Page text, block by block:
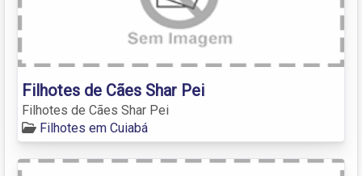
Filhotes de Cães Shar Pei
Filhotes de Cães Shar Pei
Filhotes em Cuiabá